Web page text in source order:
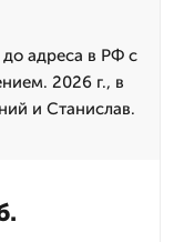
адреса в РФ с
2026 г., в
и Станислав.